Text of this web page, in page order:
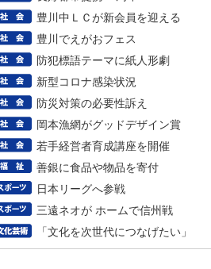
豊川中ＬＣが新会員を迎える
豊川でえがおフェス
防犯標語テーマに紙人形劇
新型コロナ感染状況
防災対策の必要性訴え
岡本漁網がグッドデザイン賞
若手経営者育成講座を開催
善銀に食品や物品を寄付
日本リーグへ参戦
三遠ネオが ホームで信州戦
「文化を次世代につなげたい」